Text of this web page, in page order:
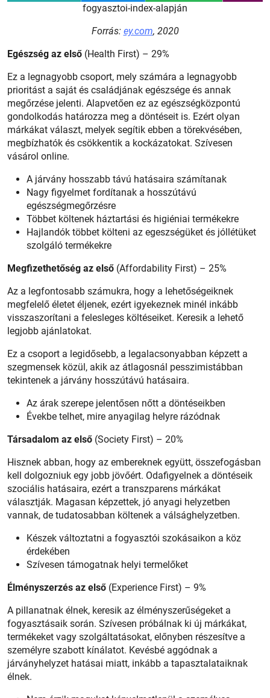
fogyasztoi-index-alapján
Forrás: ey.com, 2020
Egészség az első (Health First) – 29%
Ez a legnagyobb csoport, mely számára a legnagyobb
prioritást a saját és családjának egészsége és annak
megőrzése jelenti. Alapvetően ez az egészségközpontú
gondolkodás határozza meg a döntéseit is. Ezért olyan
márkákat választ, melyek segítik ebben a törekvésében,
megbízhatók és csökkentik a kockázatokat. Szívesen
vásárol online.
A járvány hosszabb távú hatásaira számítanak
Nagy figyelmet fordítanak a hosszútávú
egészségmegőrzésre
Többet költenek háztartási és higiéniai termékekre
Hajlandók többet költeni az egeszségüket és jóllétüket
szolgáló termékekre
Megfizethetőség az első (Affordability First) – 25%
Az a legfontosabb számukra, hogy a lehetőségeiknek
megfelelő életet éljenek, ezért igyekeznek minél inkább
visszaszorítani a felesleges költéseiket. Keresik a lehető
legjobb ajánlatokat.
Ez a csoport a legidősebb, a legalacsonyabban képzett a
szegmensek közül, akik az átlagosnál pesszimistábban
tekintenek a járvány hosszútávú hatásaira.
Az árak szerepe jelentősen nőtt a döntéseikben
Évekbe telhet, mire anyagilag helyre rázódnak
Társadalom az első (Society First) – 20%
Hisznek abban, hogy az embereknek együtt, összefogásban
kell dolgozniuk egy jobb jövőért. Odafigyelnek a döntéseik
szociális hatásaira, ezért a transzparens márkákat
választják. Magasan képzettek, jó anyagi helyzetben
vannak, de tudatosabban költenek a válsághelyzetben.
Készek változtatni a fogyasztói szokásaikon a köz
érdekében
Szívesen támogatnak helyi termelőket
Élményszerzés az első (Experience First) – 9%
A pillanatnak élnek, keresik az élményszerűségeket a
fogyasztásaik során. Szívesen próbálnak ki új márkákat,
termékeket vagy szolgáltatásokat, előnyben részesítve a
személyre szabott kínálatot. Kevésbé aggódnak a
járványhelyzet hatásai miatt, inkább a tapasztalataiknak
élnek.